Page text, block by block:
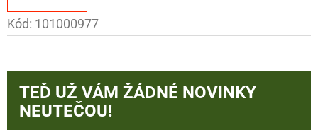
Kód: 101000977
TEĎ UŽ VÁM ŽÁDNÉ NOVINKY
NEUTEČOU!